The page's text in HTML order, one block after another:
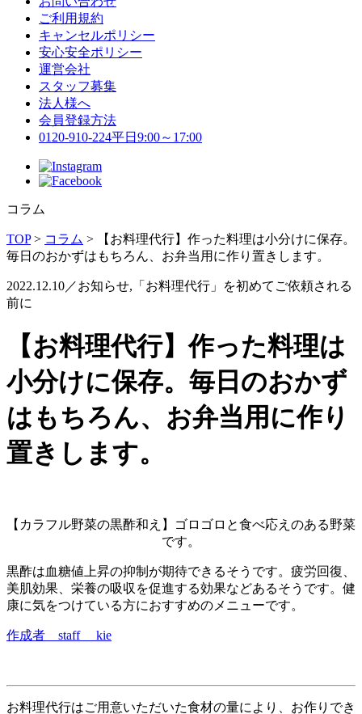
ご利用規約
キャンセルポリシー
安心安全ポリシー
運営会社
スタッフ募集
法人様へ
会員登録方法
0120-910-224平日9:00～17:00
コラム
TOP> コラム >
【お料理代行】作った料理は小分けに保存。
毎日のおかずはもちろん、お弁当用に作り置きします。
2022.12.10／お知らせ,「お料理代行」を初めてご依頼される
前に
【お料理代行】作った料理は
小分けに保存。毎日のおかず
はもちろん、お弁当用に作り
置きします。
【カラフル野菜の黒酢和え】ゴロゴロと食べ応えのある野菜
です。
黒酢は血糖値上昇の抑制が期待できるそうです。疲労回復、
美肌効果、栄養の吸収を促進する効果などあるそうです。健
康に気をつけている方におすすめのメニューです。
作成者 staff kie
お料理代行はご用意いただいた食材の量により、お作りでき